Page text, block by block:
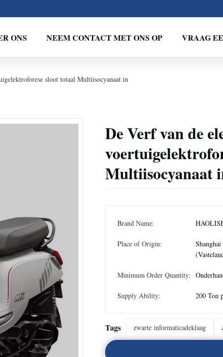
ONS NEEM CONTACT MET ONS OP VRAAG
sloot totaal Multiisocyanaat in
De Verf van de
Multiisocyanaat
Brand Name:
Place of Origin:
Minimum Order Quantity:
Supply Ability: 200 Ton
Tags zwarte informaticadeklaag